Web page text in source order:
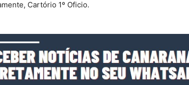
Cartório 1º Oficio.